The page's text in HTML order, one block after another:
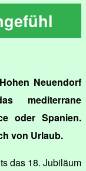
Neuendorf
mediterrane
oder Spanien.
von Urlaub.
das 18. Jubiläum